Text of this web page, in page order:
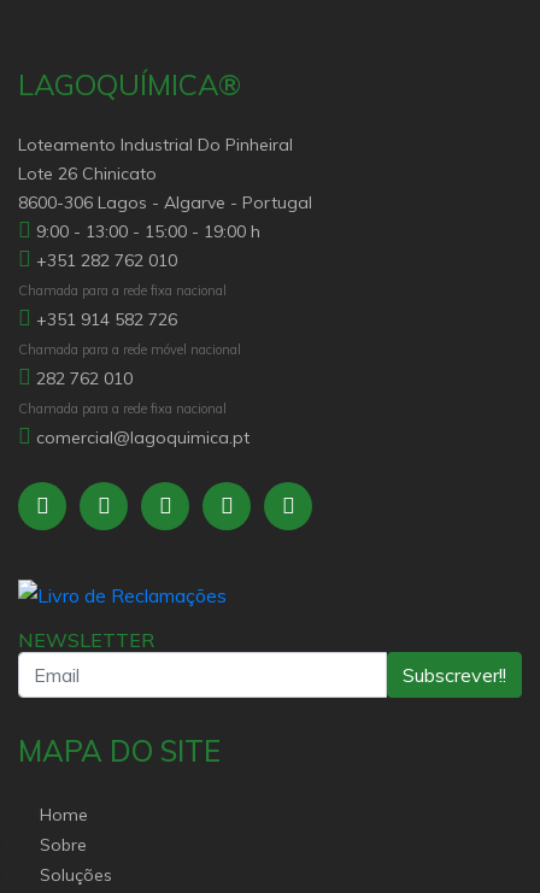
LAGOQUÍMICA®
Loteamento Industrial Do Pinheiral
Lote 26 Chinicato
8600-306 Lagos - Algarve - Portugal
9:00 - 13:00 - 15:00 - 19:00 h
+351 282 762 010
Chamada para a rede fixa nacional
+351 914 582 726
Chamada para a rede móvel nacional
282 762 010
Chamada para a rede fixa nacional
comercial@lagoquimica.pt
NEWSLETTER
Subscrever!!
MAPA DO SITE
Home
Sobre
Soluções